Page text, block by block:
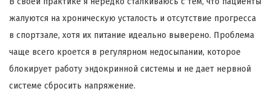
жалуются на хроническую усталость и отсутствие прогресса
в спортзале, хотя их питание идеально выверено. Проблема
чаще всего кроется в регулярном недосыпании, которое
блокирует работу эндокринной системы и не дает нервной
системе сбросить напряжение.